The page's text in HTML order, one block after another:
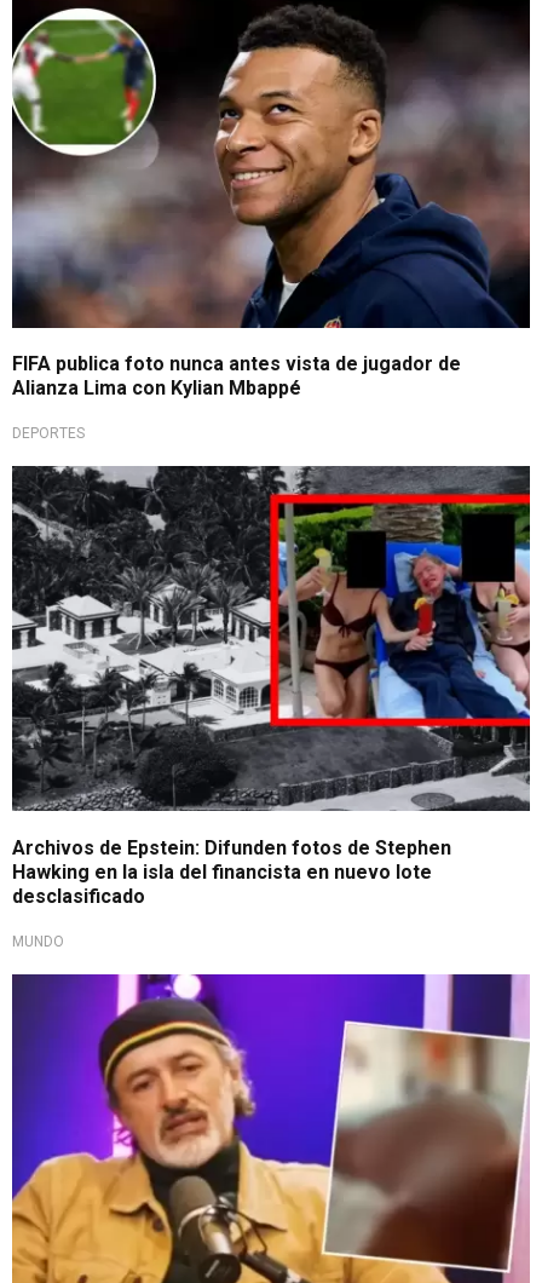
FIFA publica foto nunca antes vista de jugador de
Alianza Lima con Kylian Mbappé
DEPORTES
Polémico material difundido
Archivos de Epstein: Difunden fotos de Stephen
Hawking en la isla del financista en nuevo lote
desclasificado
MUNDO